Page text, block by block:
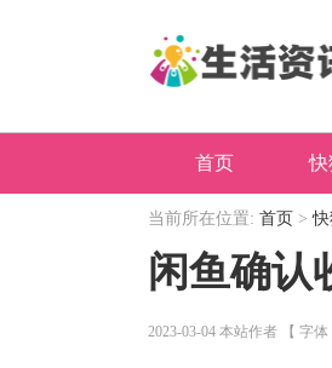
首页 快
当前所在位置: 首页 >快
闲鱼确认
2023-03-04 本站作者 【 字体